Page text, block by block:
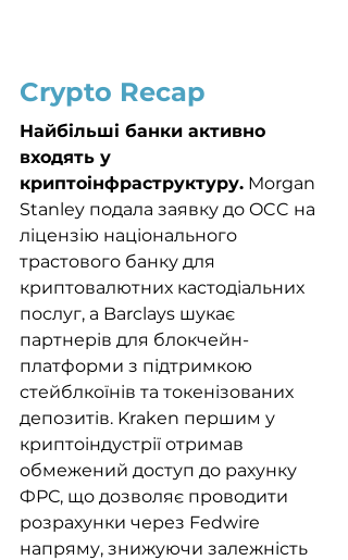
Crypto Recap
Найбільші банки активно
входять у
криптоінфраструктуру. Morgan
Stanley подала заявку до OCC на
ліцензію національного
трастового банку для
криптовалютних кастодіальних
послуг, а Barclays шукає
партнерів для блокчейн-
платформи з підтримкою
стейблкоїнів та токенізованих
депозитів. Kraken першим у
криптоіндустрії отримав
обмежений доступ до рахунку
ФРС, що дозволяє проводити
розрахунки через Fedwire
напряму, знижуючи залежність